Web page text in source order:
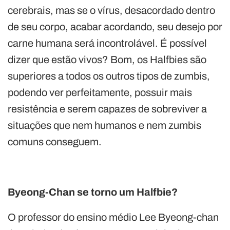
cerebrais, mas se o vírus, desacordado dentro
de seu corpo, acabar acordando, seu desejo por
carne humana será incontrolável. É possível
dizer que estão vivos? Bom, os Halfbies são
superiores a todos os outros tipos de zumbis,
podendo ver perfeitamente, possuir mais
resistência e serem capazes de sobreviver a
situações que nem humanos e nem zumbis
comuns conseguem.
Byeong-Chan se torno um Halfbie?
O professor do ensino médio Lee Byeong-chan